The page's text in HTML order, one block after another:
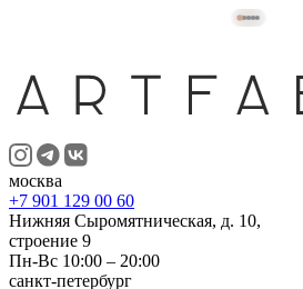
москва
+7 901 129 00 60
Нижняя Сыромятническая, д. 10,
строение 9
Пн-Вс 10:00 – 20:00
санкт-петербург